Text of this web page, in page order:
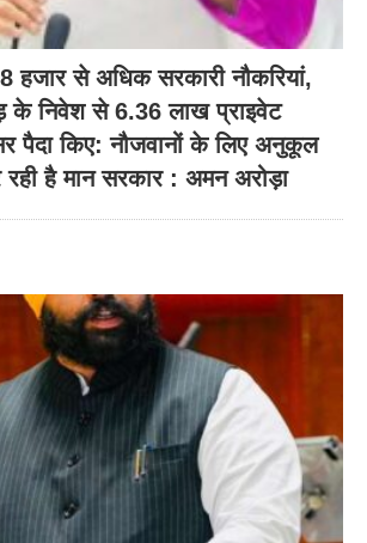
हजार से अधिक सरकारी नौकरियां,
के निवेश से 6.36 लाख प्राइवेट
पैदा किए: नौजवानों के लिए अनुकूल
है मान सरकार : अमन अरोड़ा